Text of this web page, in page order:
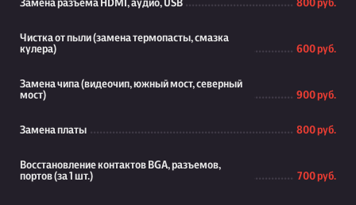
Замена разъема HDMI, аудио, USB 800 руб.
Чистка от пыли (замена термопасты, смазка
кулера)
600 руб.
Замена чипа (видеочип, южный мост, северный
мост)
900 руб.
Замена платы 800 руб.
Восстановление контактов BGA, разъемов,
портов (за 1 шт.)
700 руб.